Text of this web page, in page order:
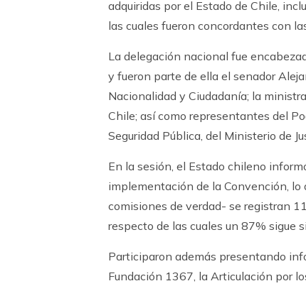
adquiridas por el Estado de Chile,
las cuales fueron concordantes con
La delegación nacional fue
y fueron parte de ella el senador
Nacionalidad y Ciudadanía; la
Chile; así como representantes del
Seguridad Pública, del Ministerio de
En la sesión, el Estado chileno
implementación de la Convención, lo
comisiones de verdad- se registran
respecto de las cuales un 87% sigue
Participaron además presentando
Fundación 1367, la Articulación por